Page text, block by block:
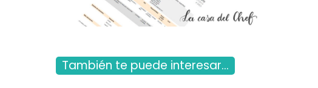
También te puede interesar...